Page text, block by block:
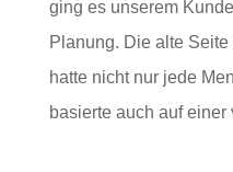
ging es unserem
Planung. Die alte
hatte nicht nur jede
basierte auch auf einer